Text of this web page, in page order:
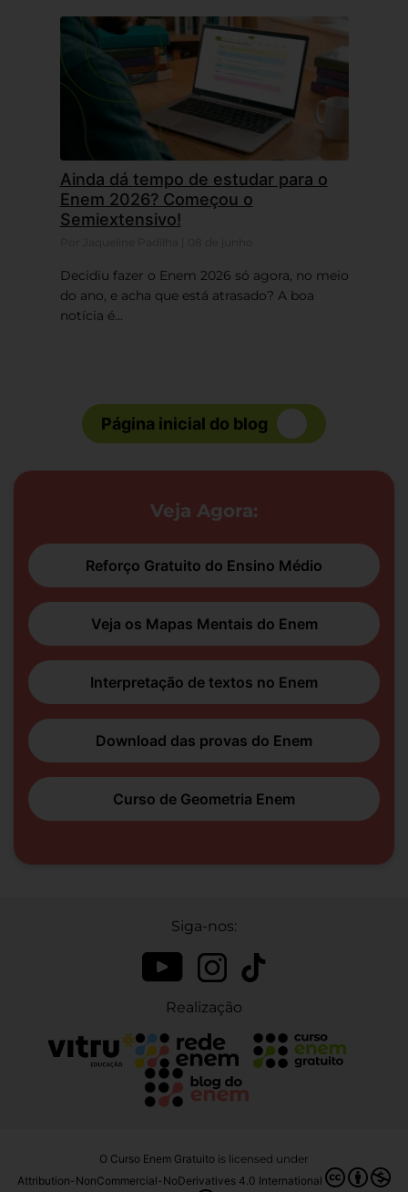
Ainda dá tempo de estudar para o
Enem 2026? Começou o
Semiextensivo!
Decidiu fazer o Enem 2026 só agora, no meio
do ano, e acha que está atrasado? A boa
notícia é...
Página inicial do blog
Veja Agora:
Reforço Gratuito do Ensino Médio
Veja os Mapas Mentais do Enem
Interpretação de textos no Enem
Download das provas do Enem
Curso de Geometria Enem
Siga-nos:
Realização
O Curso Enem Gratuito is licensed under
Attribution-NonCommercial-NoDerivatives 4.0 International